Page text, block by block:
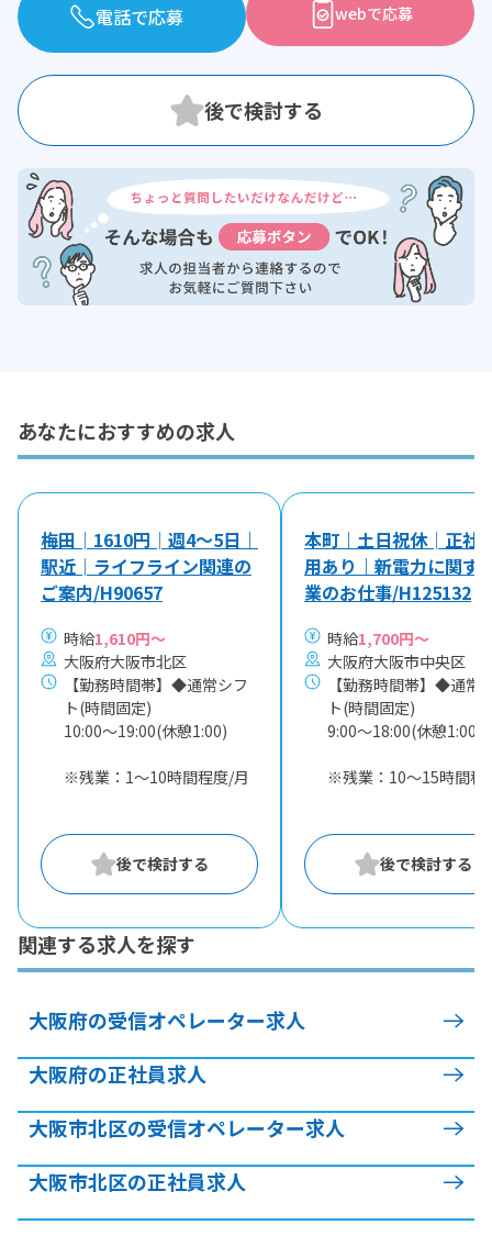
電話で応募 webで応募
あなたにおすすめの求人
梅田│1610円│週4～5日｜
駅近│ライフライン関連の
ご案内/H90657
時給1,610円～
大阪府大阪市北区
【勤務時間帯】◆通常シフ
ト(時間固定)
10:00〜19:00(休憩1:00)
※残業：1〜10時間程度/月
本町｜土日祝休│正社
用あり｜新電力に関す
業のお仕事/H125132
時給1,700円～
大阪府大阪市中央区
【勤務時間帯】◆通常
ト(時間固定)
9:00〜18:00(休憩1:00)
※残業：10〜15時間程
関連する求人を探す
大阪府の受信オペレーター求人
大阪府の正社員求人
大阪市北区の受信オペレーター求人
大阪市北区の正社員求人